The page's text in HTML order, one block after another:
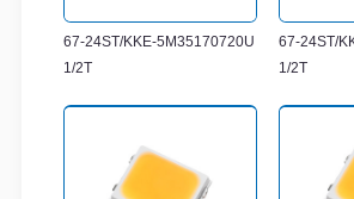
67-24ST/KKE-5M35170720U
1/2T
67-24ST/
1/2T